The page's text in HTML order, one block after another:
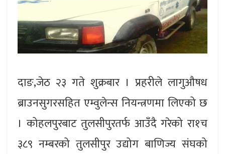
दाङ,जेठ २३ गते शुक्रबार । प्रहरीले लागुऔषध
ब्राउनसुगरसहित एम्वुलेन्स नियन्त्रणमा लिएको छ
। कोहलपुरबाट तुलसीपुरतर्फ आउँदै गरेको रा१च
३८९ नम्बरको तुलसीपुर उद्योग बाणिज्य संघको